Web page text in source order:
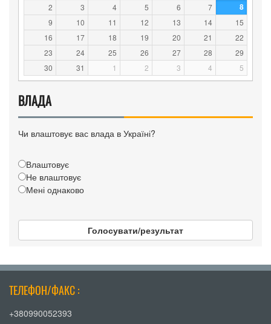
2
3 4 5 6 7 8
9 10 11 12 13 14
15
16
17 18 19 20 21
22
23
24 25 26 27 28
29
30
31 1 2 3 4 5
ВЛАДА
Чи влаштовує вас влада в Україні?
Влаштовує
Не влаштовує
Мені однаково
Голосувати/результат
ТЕЛЕФОН/ФАКС :
+380990052393